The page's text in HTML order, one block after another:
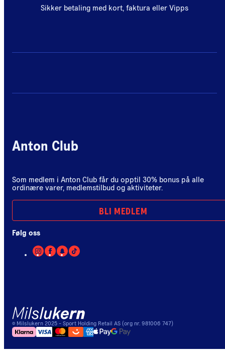
Sikker betaling med kort, faktura eller Vipps
Anton Club
Som medlem i Anton Club får du opptil 30% bonus på alle
ordinære varer, medlemstilbud og aktiviteter.
BLI MEDLEM
Følg oss
© Milslukern 2025 - Sport Holding Retail AS (org nr. 981006 747)